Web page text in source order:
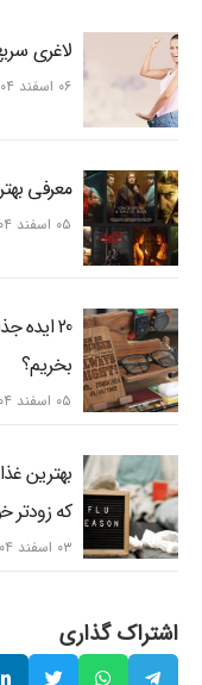
لاغری سریع تا
۰۶ اسفند ۱۴۰۴
معرفی
۰۵ اسفند ۱۴۰۴
20
بخریم؟
۰۵ اسفند ۱۴۰۴
بهترین
که
۰۳ اسفند ۱۴۰۴
اشتراک گذاری